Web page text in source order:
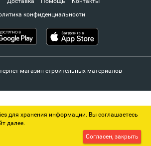
конфиденциальности
магазин строительных материалов
для хранения информации. Вы соглашаетесь
далее.
Согласен, закрыть